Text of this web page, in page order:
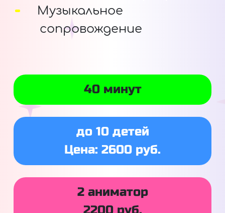
Музыкальное
сопровождение
40 минут
до 10 детей
Цена: 2600 руб.
2 аниматор